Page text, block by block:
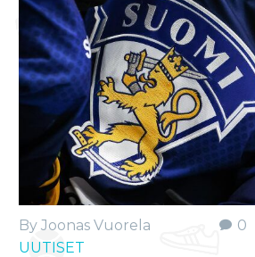
0
By Joonas Vuorela
UUTISET